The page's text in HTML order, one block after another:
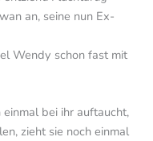
an, seine nun Ex-
Wendy schon fast mit
bei ihr auftaucht,
zieht sie noch einmal